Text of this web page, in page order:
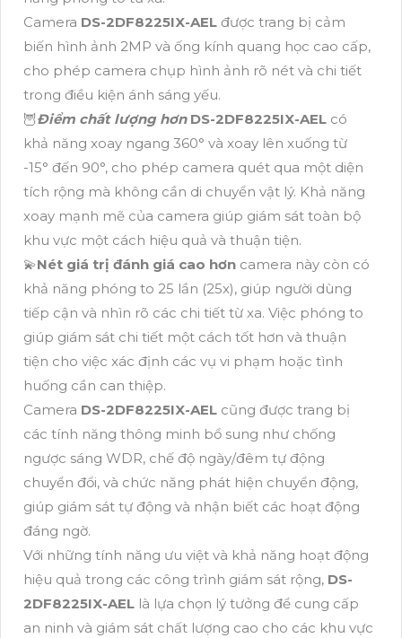
Camera DS-2DF8225IX-AEL được trang bị cảm
biến hình ảnh 2MP và ống kính quang học cao cấp,
cho phép camera chụp hình ảnh rõ nét và chi tiết
trong điều kiện ánh sáng yếu.
🦉Điểm chất lượng hơn DS-2DF8225IX-AEL có
khả năng xoay ngang 360° và xoay lên xuống từ
-15° đến 90°, cho phép camera quét qua một diện
tích rộng mà không cần di chuyển vật lý. Khả năng
xoay mạnh mẽ của camera giúp giám sát toàn bộ
khu vực một cách hiệu quả và thuận tiện.
💫Nét giá trị đánh giá cao hơn camera này còn có
khả năng phóng to 25 lần (25x), giúp người dùng
tiếp cận và nhìn rõ các chi tiết từ xa. Việc phóng to
giúp giám sát chi tiết một cách tốt hơn và thuận
tiện cho việc xác định các vụ vi phạm hoặc tình
huống cần can thiệp.
Camera DS-2DF8225IX-AEL cũng được trang bị
các tính năng thông minh bổ sung như chống
ngược sáng WDR, chế độ ngày/đêm tự động
chuyển đổi, và chức năng phát hiện chuyển động,
giúp giám sát tự động và nhận biết các hoạt động
đáng ngờ.
Với những tính năng ưu việt và khả năng hoạt động
hiệu quả trong các công trình giám sát rộng, DS-
2DF8225IX-AEL là lựa chọn lý tưởng để cung cấp
an ninh và giám sát chất lượng cao cho các khu vực